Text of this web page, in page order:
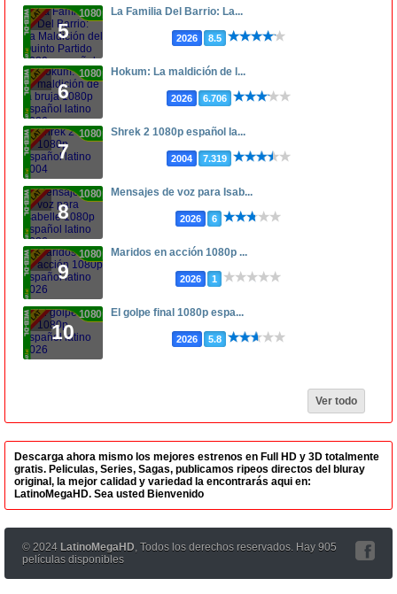
5
1080p La Familia Del Barrio: La...
2026 8.5
6
1080p Hokum: La maldición de l...
2026 6.706
7
1080p Shrek 2 1080p español la...
2004 7.319
8
1080p Mensajes de voz para Isab...
2026 6
9
1080p Maridos en acción 1080p ...
2026 1
10
1080p El golpe final 1080p espa...
2026 5.8
Ver todo
Descarga ahora mismo los mejores estrenos en Full HD y 3D totalmente
gratis. Peliculas, Series, Sagas, publicamos ripeos directos del bluray
original, la mejor calidad y variedad la encontrarás aqui en:
LatinoMegaHD. Sea usted Bienvenido
© 2024 LatinoMegaHD, Todos los derechos reservados. Hay 905
películas disponibles